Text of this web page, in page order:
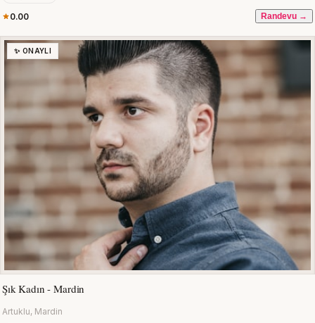
0.00 Randevu →
✨ ONAYLI
Şık Kadın - Mardin
Artuklu, Mardin